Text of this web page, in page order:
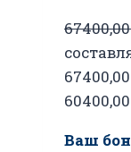
Ваш